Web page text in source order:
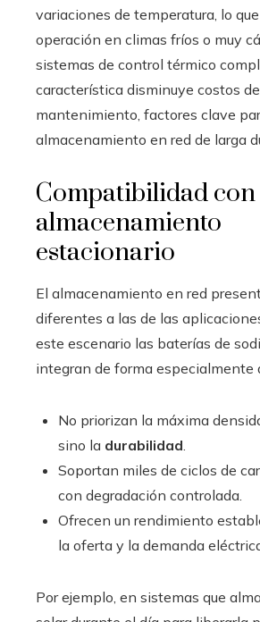
variaciones de temperatura, lo
operación en climas fríos o muy
sistemas de control térmico
característica disminuye costos
mantenimiento, factores clave
almacenamiento en red de larga
Compatibilidad con
almacenamiento
estacionario
El almacenamiento en red
diferentes a las de las
este escenario las baterías de
integran de forma especialmente
No priorizan la máxima
sino la durabilidad.
Soportan miles de ciclos de
con degradación controlada.
Ofrecen un rendimiento
la oferta y la demanda
Por ejemplo, en sistemas que